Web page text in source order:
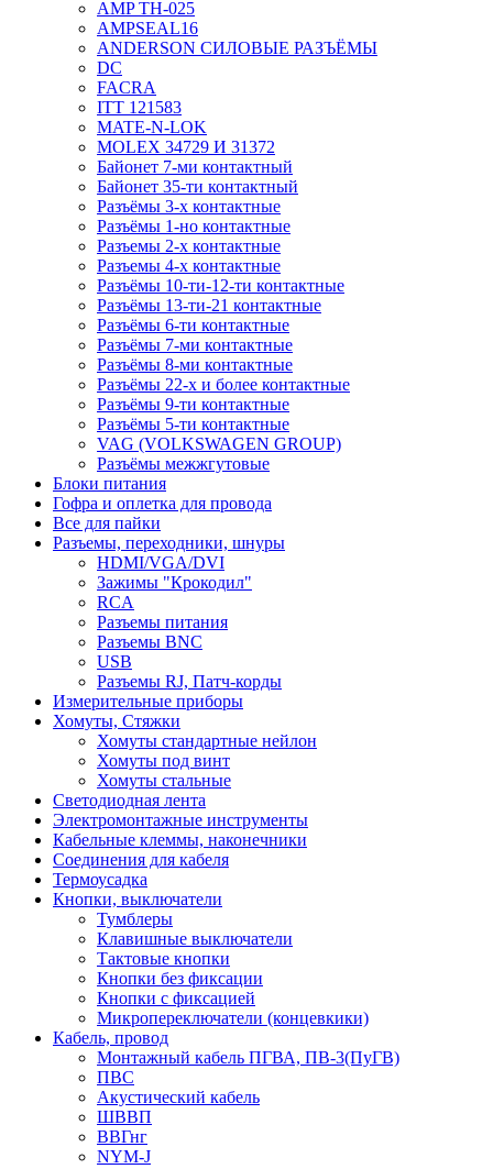
AMP ТН-025
AMPSEAL16
ANDERSON СИЛОВЫЕ РАЗЪЁМЫ
DC
FACRA
ITT 121583
MATE-N-LOK
MOLEX 34729 И 31372
Байонет 7-ми контактный
Байонет 35-ти контактный
Разъёмы 3-х контактные
Разъёмы 1-но контактные
Разъемы 2-х контактные
Разъемы 4-х контактные
Разъёмы 10-ти-12-ти контактные
Разъёмы 13-ти-21 контактные
Разъёмы 6-ти контактные
Разъёмы 7-ми контактные
Разъёмы 8-ми контактные
Разъёмы 22-х и более контактные
Разъёмы 9-ти контактные
Разъёмы 5-ти контактные
VAG (VOLKSWAGEN GROUP)
Разъёмы межжгутовые
Блоки питания
Гофра и оплетка для провода
Все для пайки
Разъемы, переходники, шнуры
HDMI/VGA/DVI
Зажимы "Крокодил"
RCA
Разъемы питания
Разъемы BNC
USB
Разъемы RJ, Патч-корды
Измерительные приборы
Хомуты, Стяжки
Хомуты стандартные нейлон
Хомуты под винт
Хомуты стальные
Светодиодная лента
Электромонтажные инструменты
Кабельные клеммы, наконечники
Соединения для кабеля
Термоусадка
Кнопки, выключатели
Тумблеры
Клавишные выключатели
Тактовые кнопки
Кнопки без фиксации
Кнопки с фиксацией
Микропереключатели (концевкики)
Кабель, провод
Монтажный кабель ПГВА, ПВ-3(ПуГВ)
ПВС
Акустический кабель
ШВВП
ВВГнг
NYM-J